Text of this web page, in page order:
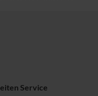
Service